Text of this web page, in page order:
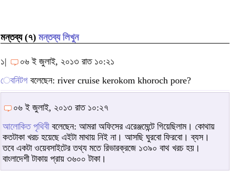
মন্তব্য (৭) মন্তব্য লিখুন
১|
০৬ ই জুলাই, ২০১৩ রাত ১০:২১
েবনিটগ বলেছেন: river cruise kerokom khoroch pore?
০৬ ই জুলাই, ২০১৩ রাত ১০:২৭
আলোকিত পৃথিবীবলেছেন: আমরা অফিসের এরেঞ্জমেন্টে গিয়েছিলাম। কোথায়
কতটাকা খরচ হয়েছে এইটা মাথায় নিই না। আসছি ঘুরবো ফিরবো। ব্যস।
তবে একটা ওয়েবসাইটের তথ্য মতে রিভারক্রজে ১৩৯০ বাথ খরচ হয়।
বাংলাদেশী টাকায় প্রায় ৩৬০০ টাকা।